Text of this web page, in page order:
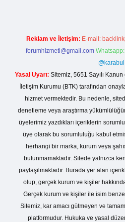
Reklam ve İletişim: E-mail:
forumhizmeti@gmail.com
@karabul
Yasal Uyarı: Sitemiz, 5651 Sayılı
İletişim Kurumu (BTK) tarafından
hizmet vermektedir. Bu nedenle,
denetleme veya araştırma
üyelerimiz yazdıkları içeriklerin
üye olarak bu sorumluluğu kabul
herhangi bir marka, kurum veya
bulunmamaktadır. Sitede yalnızca
paylaşılmaktadır. Burada yer alan
olup, gerçek kurum ve kişiler
Gerçek kurum ve kişiler ile isim
Sitemiz, kar amacı gütmeyen ve
platformudur. Hukuka ve yasal